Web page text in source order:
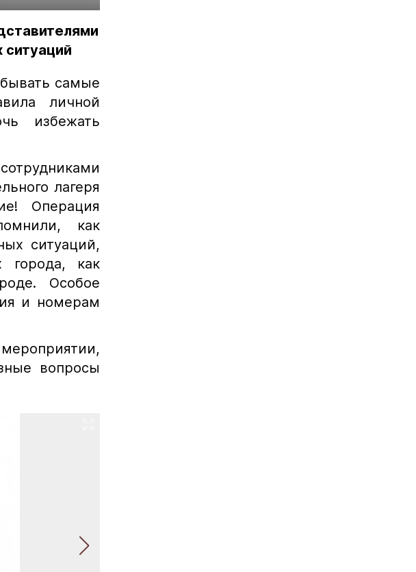
самые
личной
избежать
лагеря
Операция
как
ситуаций,
города, как
Особое
и номерам
вопросы